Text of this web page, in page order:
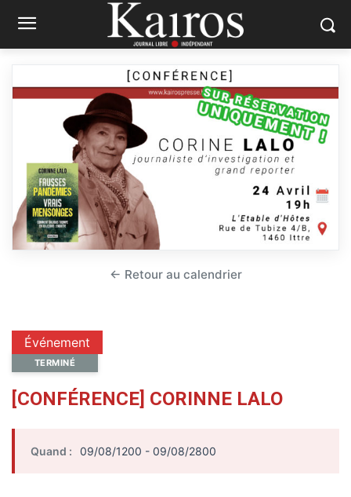
Événement
TERMINÉ
[CONFÉRENCE] CORINNE LALO
Quand : 09/08/1200 - 09/08/2800
← Retour au calendrier